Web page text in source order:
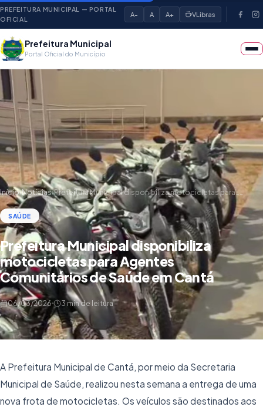
PREFEITURA MUNICIPAL — PORTAL
OFICIAL
A- A A+ VLibras
Prefeitura Municipal
Portal Oficial do Município
Início›Notícias›Prefeitura Municipal disponibiliza motocicletas para……
SAÚDE
Prefeitura Municipal disponibiliza
motocicletas para Agentes
Comunitários de Saúde em Cantá
06/03/2026 3 min de leitura
A Prefeitura Municipal de Cantá, por meio da Secretaria
Municipal de Saúde, realizou nesta semana a entrega de uma
nova frota de motocicletas. Os veículos são destinados aos